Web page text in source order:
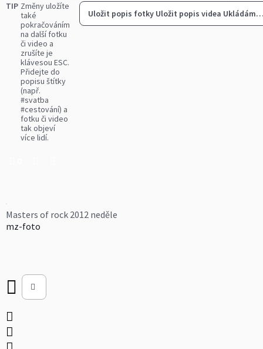
TIP Změny uložíte
také
pokračováním
na další fotku
či video a
zrušíte je
klávesou ESC.
Přidejte do
popisu štítky
(např.
#svatba
#cestování) a
fotku či video
tak objeví
více lidí.
Uložit popis fotky Uložit popis videa
Masters of rock 2012 neděle
mz-foto